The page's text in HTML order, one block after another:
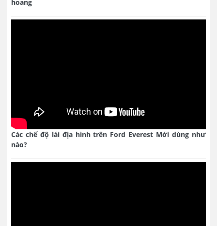
hoang
Các chế độ lái địa hình trên Ford Everest Mới dùng như
nào?